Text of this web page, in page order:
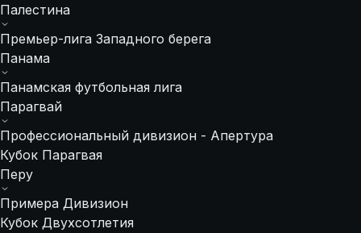
Палестина
Премьер-лига Западного берега
Панама
Панамская футбольная лига
Парагвай
Профессиональный дивизион - Апертура
Кубок Парагвая
Перу
Примера Дивизион
Кубок Двухсотлетия